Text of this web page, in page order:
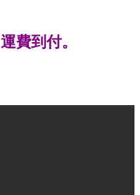
運費到付。